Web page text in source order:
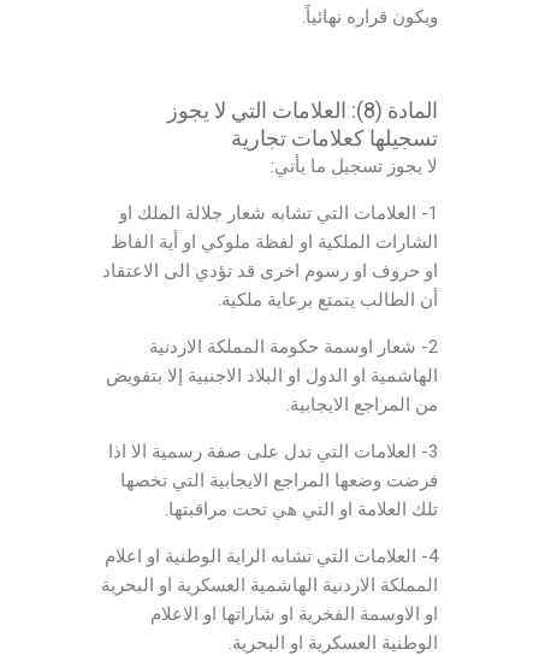
ويكون قراره نهائياً.
المادة (8): العلامات التي لا يجوز
تسجيلها كعلامات تجارية
لا يجوز تسجيل ما يأتي:
1- العلامات التي تشابه شعار جلالة الملك او
الشارات الملكية او لفظة ملوكي او أية الفاظ
او حروف او رسوم اخرى قد تؤدي الى الاعتقاد
أن الطالب يتمتع برعاية ملكية.
2- شعار اوسمة حكومة المملكة الاردنية
الهاشمية او الدول او البلاد الاجنبية إلا بتفويض
من المراجع الايجابية.
3- العلامات التي تدل على صفة رسمية الا اذا
فرضت وضعها المراجع الايجابية التي تخصها
تلك العلامة او التي هي تحت مراقبتها.
4- العلامات التي تشابه الراية الوطنية او اعلام
المملكة الاردنية الهاشمية العسكرية او البحرية
او الاوسمة الفخرية او شاراتها او الاعلام
الوطنية العسكرية او البحرية.